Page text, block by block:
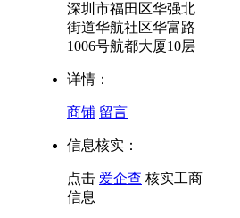
深圳市福田区华强北
街道华航社区华富路
1006号航都大厦10层
详情：
商铺 留言
信息核实：
点击 爱企查 核实工商
信息